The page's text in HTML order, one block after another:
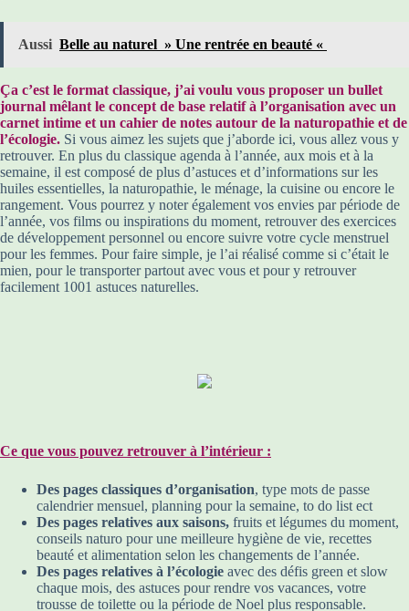
Aussi Belle au naturel » Une rentrée en beauté «
Ça c’est le format classique, j’ai voulu vous proposer un bullet
journal mêlant le concept de base relatif à l’organisation avec un
carnet intime et un cahier de notes autour de la naturopathie et de
l’écologie. Si vous aimez les sujets que j’aborde ici, vous allez vous y
retrouver. En plus du classique agenda à l’année, aux mois et à la
semaine, il est composé de plus d’astuces et d’informations sur les
huiles essentielles, la naturopathie, le ménage, la cuisine ou encore le
rangement. Vous pourrez y noter également vos envies par période de
l’année, vos films ou inspirations du moment, retrouver des exercices
de développement personnel ou encore suivre votre cycle menstruel
pour les femmes. Pour faire simple, je l’ai réalisé comme si c’était le
mien, pour le transporter partout avec vous et pour y retrouver
facilement 1001 astuces naturelles.
Ce que vous pouvez retrouver à l’intérieur :
Des pages classiques d’organisation, type mots de passe
calendrier mensuel, planning pour la semaine, to do list ect
Des pages relatives aux saisons, fruits et légumes du moment,
conseils naturo pour une meilleure hygiène de vie, recettes
beauté et alimentation selon les changements de l’année.
Des pages relatives à l’écologie avec des défis green et slow
chaque mois, des astuces pour rendre vos vacances, votre
trousse de toilette ou la période de Noel plus responsable.